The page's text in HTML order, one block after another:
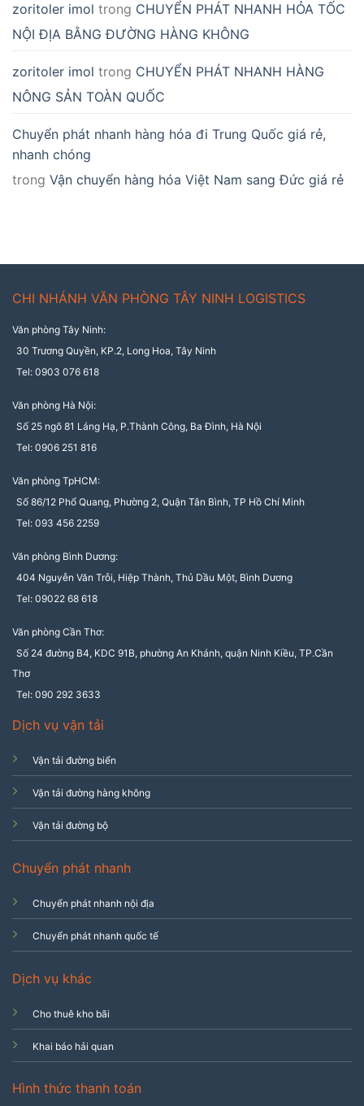
zoritoler imol trong CHUYỂN PHÁT NHANH HỎA TỐC
NỘI ĐỊA BẰNG ĐƯỜNG HÀNG KHÔNG
zoritoler imol trong CHUYỂN PHÁT NHANH HÀNG
NÔNG SẢN TOÀN QUỐC
Chuyển phát nhanh hàng hóa đi Trung Quốc giá rẻ,
nhanh chóng
trong Vận chuyển hàng hóa Việt Nam sang Đức giá rẻ
CHI NHÁNH VĂN PHÒNG TÂY NINH LOGISTICS
Văn phòng Tây Ninh:
30 Trương Quyền, KP.2, Long Hoa, Tây Ninh
Tel: 0903 076 618
Văn phòng Hà Nội:
Số 25 ngõ 81 Láng Hạ, P.Thành Công, Ba Đình, Hà Nội
Tel: 0906 251 816
Văn phòng TpHCM:
Số 86/12 Phổ Quang, Phường 2, Quận Tân Bình, TP Hồ Chí Minh
Tel: 093 456 2259
Văn phòng Bình Dương:
404 Nguyễn Văn Trỗi, Hiệp Thành, Thủ Dầu Một, Bình Dương
Tel: 09022 68 618
Văn phòng Cần Thơ:
Số 24 đường B4, KDC 91B, phường An Khánh, quận Ninh Kiều, TP.Cần
Thơ
Tel: 090 292 3633
Dịch vụ vận tải
Vận tải đường biển
Vận tải đường hàng không
Vận tải đường bộ
Chuyển phát nhanh
Chuyển phát nhanh nội địa
Chuyển phát nhanh quốc tế
Dịch vụ khác
Cho thuê kho bãi
Khai báo hải quan
Hình thức thanh toán